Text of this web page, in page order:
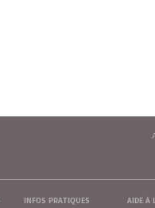
infos pratiques aide